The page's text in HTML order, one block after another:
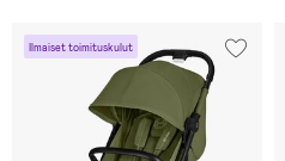
Ilmaiset toimituskulut